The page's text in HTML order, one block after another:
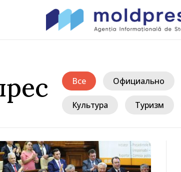
Все Официально
Культура Туризм